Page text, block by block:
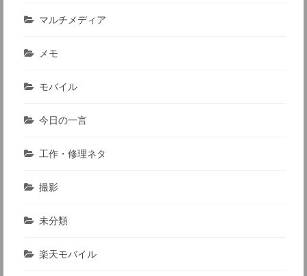
マルチメディア
メモ
モバイル
今日の一言
工作・修理ネタ
撮影
未分類
楽天モバイル